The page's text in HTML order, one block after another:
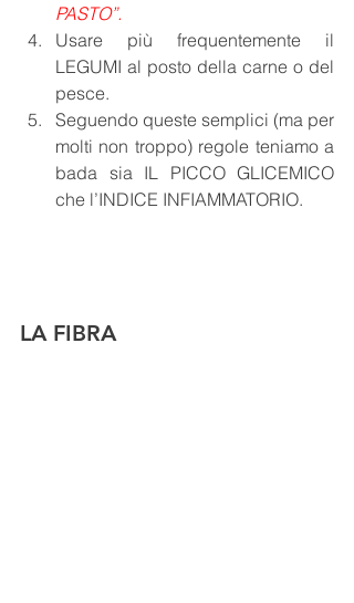
PASTO”.
Usare più frequentemente il
LEGUMI al posto della carne o del
pesce.
Seguendo queste semplici (ma per
molti non troppo) regole teniamo a
bada sia IL PICCO GLICEMICO
che l’INDICE INFIAMMATORIO.
LA FIBRA